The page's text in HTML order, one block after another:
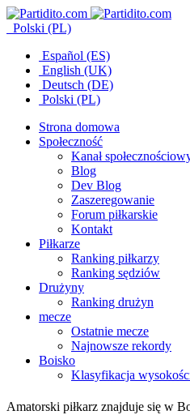
Polski (PL)
Español (ES)
English (UK)
Deutsch (DE)
Polski (PL)
Strona domowa
Społeczność
Kanał
Blog
Dev Blog
Zaszeregowanie
Forum piłkarskie
Kontakt
Piłkarze
Ranking piłkarzy
Ranking sędziów
Drużyny
Ranking drużyn
mecze
Ostatnie mecze
Najnowsze rekordy
Boisko
Klasyfikacja
Amatorski piłkarz znajduje się w